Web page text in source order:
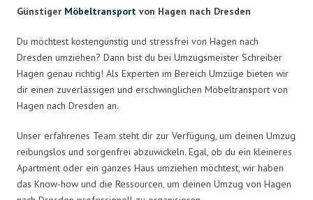
Günstiger Möbeltransport von Hagen nach Dresden
Du möchtest kostengünstig und stressfrei von Hagen nach
Dresden umziehen? Dann bist du bei Umzugsmeister Schreiber
Hagen genau richtig! Als Experten im Bereich Umzüge bieten wir
dir einen zuverlässigen und erschwinglichen Möbeltransport von
Hagen nach Dresden an.
Unser erfahrenes Team steht dir zur Verfügung, um deinen Umzug
reibungslos und sorgenfrei abzuwickeln. Egal, ob du ein kleineres
Apartment oder ein ganzes Haus umziehen möchtest, wir haben
das Know-how und die Ressourcen, um deinen Umzug von Hagen